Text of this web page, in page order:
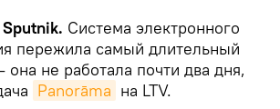
Система электронного
пережила самый длительный
она не работала почти два дня,
Panorāma на LTV.